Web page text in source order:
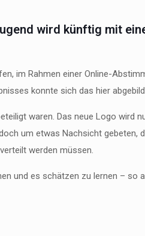
wird künftig mit
im Rahmen einer Online-
konnte sich das hier
waren. Das neue Logo wird
um etwas Nachsicht gebeten,
werden müssen.
und es schätzen zu lernen – so